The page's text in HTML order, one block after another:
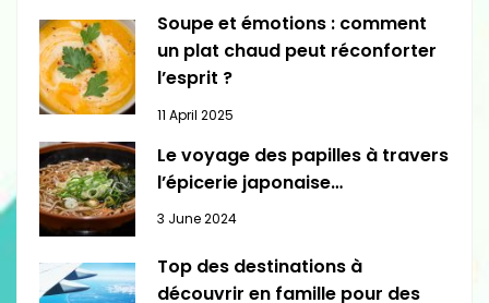
Soupe et émotions : comment
un plat chaud peut réconforter
l’esprit ?
11 April 2025
Le voyage des papilles à travers
l’épicerie japonaise…
3 June 2024
Top des destinations à
découvrir en famille pour des